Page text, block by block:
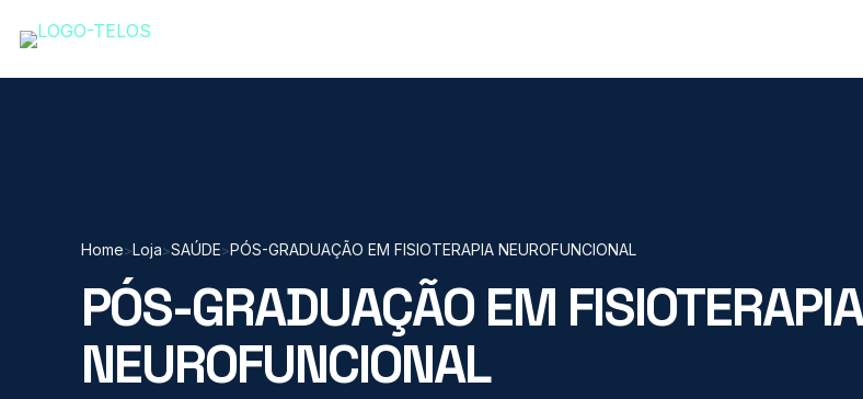
Home>Loja>SAÚDE>PÓS-GRADUAÇÃO EM FISIOTERAPIA NEUROFUNCIONAL
PÓS-GRADUAÇÃO EM FISIOTERAPIA
NEUROFUNCIONAL